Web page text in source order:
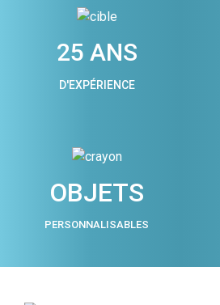
25 ANS
D'EXPÉRIENCE
OBJETS
PERSONNALISABLES